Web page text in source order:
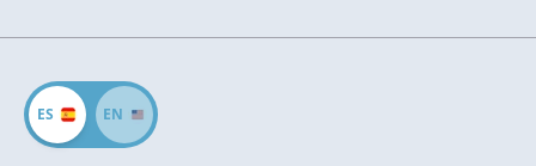
ES EN